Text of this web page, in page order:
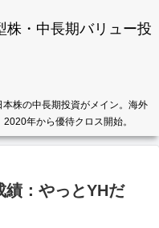
株・中長期バリュー投
株の中長期投資がメイン。海外
年から優待クロス開始。
績：やっとYHだ